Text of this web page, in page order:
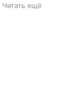
Читать ещё